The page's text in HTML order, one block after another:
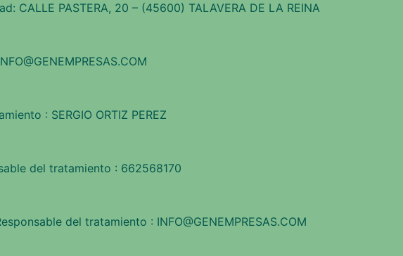
CALLE PASTERA, 20 – (45600) TALAVERA DE LA REINA
: SERGIO ORTIZ PEREZ
del tratamiento : 662568170
del tratamiento : INFO@GENEMPRESAS.COM